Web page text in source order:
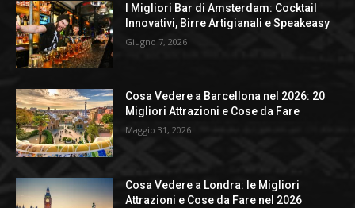
I Migliori Bar di Amsterdam: Cocktail
Innovativi, Birre Artigianali e Speakeasy
Giugno 7, 2026
Cosa Vedere a Barcellona nel 2026: 20
Migliori Attrazioni e Cose da Fare
Maggio 31, 2026
Cosa Vedere a Londra: le Migliori
Attrazioni e Cose da Fare nel 2026